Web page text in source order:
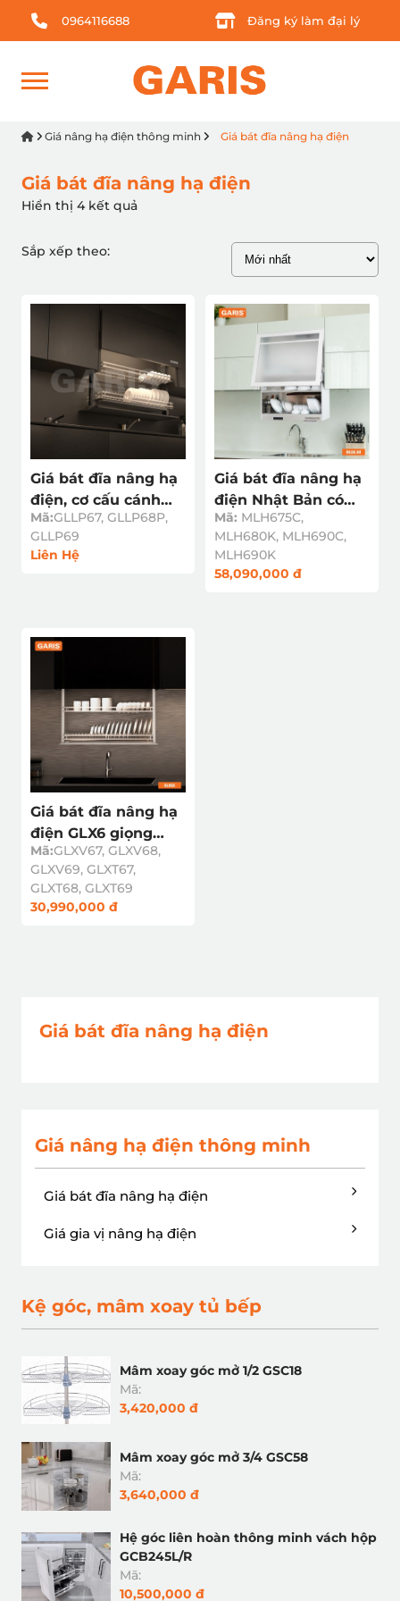
0964116688 Đăng ký làm đại lý
Giá nâng hạ điện thông minh Giá bát đĩa nâng hạ điện
Giá bát đĩa nâng hạ điện
Hiển thị 4 kết quả
Sắp xếp theo:
Giá bát đĩa nâng hạ
điện, cơ cấu cánh
mở trượt lên GLLP6
Mã:GLLP67, GLLP68P,
GLLP69
Liên Hệ
Giá bát đĩa nâng hạ
điện Nhật Bản có
sấy khô MLH6
Mã: MLH675C,
MLH680K, MLH690C,
MLH690K
58,090,000 đ
Giá bát đĩa nâng hạ
điện GLX6 giọng
nói/cảm ứng
Mã:GLXV67, GLXV68,
GLXV69, GLXT67,
GLXT68, GLXT69
30,990,000 đ
Giá bát đĩa nâng hạ điện
Giá nâng hạ điện thông minh
Giá bát đĩa nâng hạ điện
Giá gia vị nâng hạ điện
Kệ góc, mâm xoay tủ bếp
Mâm xoay góc mở 1/2 GSC18
Mã:
3,420,000 đ
Mâm xoay góc mở 3/4 GSC58
Mã:
3,640,000 đ
Hệ góc liên hoàn thông minh vách hộp
GCB245L/R
Mã:
10,500,000 đ